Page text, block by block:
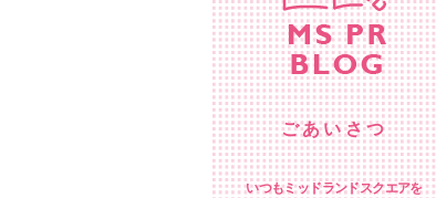
ごあいさつ
いつもミッドランドスクエアを